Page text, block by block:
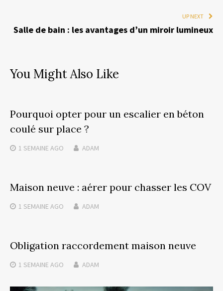
UP NEXT
Salle de bain : les avantages d’un miroir lumineux
You Might Also Like
Pourquoi opter pour un escalier en béton
coulé sur place ?
1 SEMAINE AGO ADAM
Maison neuve : aérer pour chasser les COV
1 SEMAINE AGO ADAM
Obligation raccordement maison neuve
1 SEMAINE AGO ADAM